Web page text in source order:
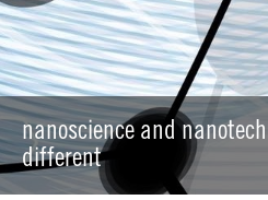
nanoscience and
different